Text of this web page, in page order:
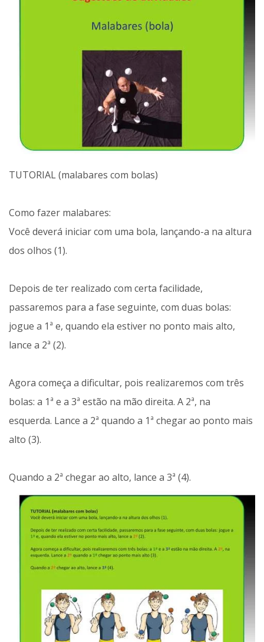
TUTORIAL (malabares com bolas)
Como fazer malabares:
Você deverá iniciar com uma bola, lançando-a na altura
dos olhos (1).
Depois de ter realizado com certa facilidade,
passaremos para a fase seguinte, com duas bolas:
jogue a 1ª e, quando ela estiver no ponto mais alto,
lance a 2ª (2).
Agora começa a dificultar, pois realizaremos com três
bolas: a 1ª e a 3ª estão na mão direita. A 2ª, na
esquerda. Lance a 2ª quando a 1ª chegar ao ponto mais
alto (3).
Quando a 2ª chegar ao alto, lance a 3ª (4).